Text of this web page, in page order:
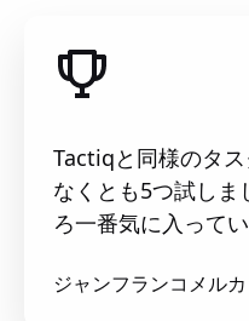
Tactiqと同様のタ
なくとも5つ試しま
ろ一番気に入ってい
ジャンフランコメル